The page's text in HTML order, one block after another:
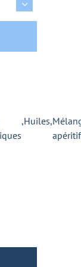
,Huiles,
apéritif